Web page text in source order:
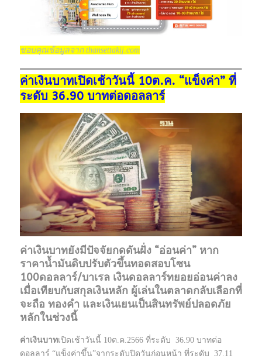
ขอบคุณข้อมูลจาก thansettakij.com
ค่าเงินบาทเปิดเช้าวันนี้ 10ต.ค. “แข็งค่า” ที่
ระดับ 36.90 บาทต่อดอลลาร์
ค่าเงินบาทยังมีปัจจัยกดดันฝั่ง “อ่อนค่า” หาก
ราคาน้ำมันดิบปรับตัวขึ้นทอดสอบโซน
100ดอลลาร์/บาเรล เงินดอลลาร์ทยอยอ่อนค่าลง
เมื่อเทียบกับสกุลเงินหลัก ผู้เล่นในตลาดกลับเลือกที่
จะถือ ทองคำ และเงินเยนเป็นสินทรัพย์ปลอดภัย
หลักในช่วงนี้
ค่าเงินบาทเปิดเช้าวันนี้ 10ต.ค.2566 ที่ระดับ 36.90 บาทต่อ
ดอลลาร์ “แข็งค่าขึ้น”จากระดับปิดวันก่อนหน้า ที่ระดับ 37.11